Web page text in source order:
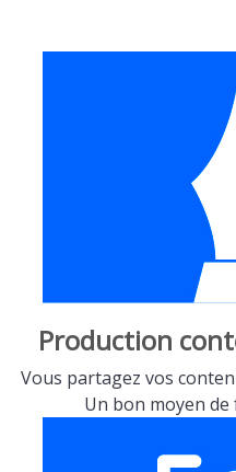
Production
Vous partagez vos
Un bon moyen de